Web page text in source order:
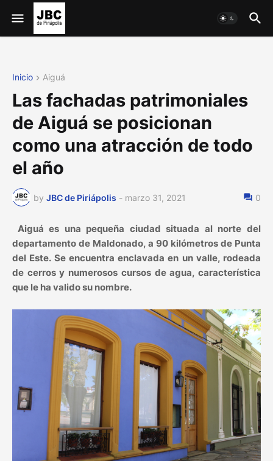
Inicio Aiguá
Las fachadas patrimoniales
de Aiguá se posicionan
como una atracción de todo
el año
by JBC de Piriápolis - marzo 31, 2021 0
Aiguá es una pequeña ciudad situada al norte del
departamento de Maldonado, a 90 kilómetros de Punta
del Este. Se encuentra enclavada en un valle, rodeada
de cerros y numerosos cursos de agua, característica
que le ha valido su nombre.